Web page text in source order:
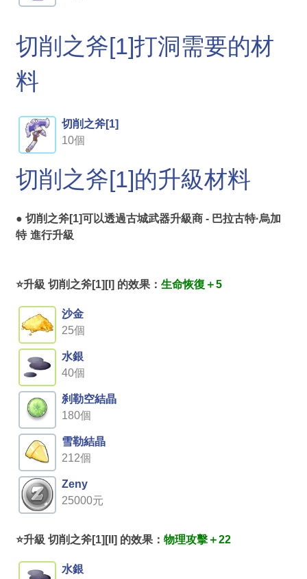
切削之斧[1]打洞需要的材
料
切削之斧[1]
10個
切削之斧[1]的升級材料
● 切削之斧[1]可以透過古城武器升級商 - 巴拉古特·烏加
特 進行升級
⭐升級 切削之斧[1][I] 的效果： 生命恢復＋5
沙金
25個
水銀
40個
刹勒空結晶
180個
雪勒結晶
212個
Zeny
25000元
⭐升級 切削之斧[1][II] 的效果： 物理攻擊＋22
水銀